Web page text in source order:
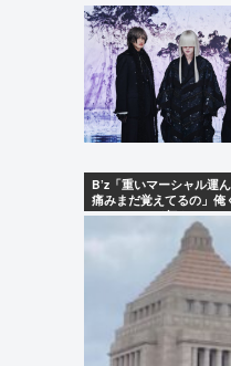
Powered by
B’z「重いマーシャル運
痛みまだ覚えてるの」俺
ーシャルって何？ 」